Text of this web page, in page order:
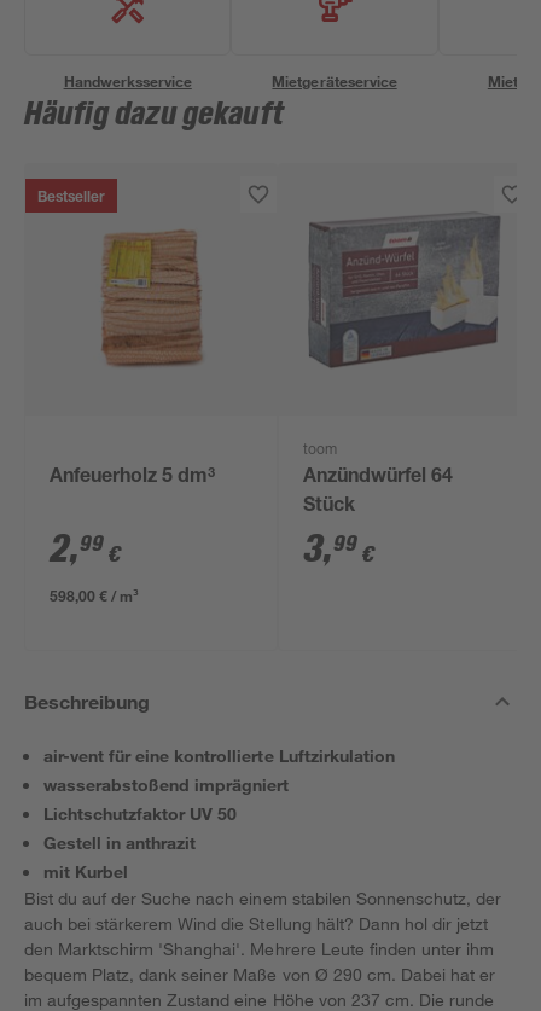
Handwerksservice Mietgeräteservice
Häufig dazu gekauft
Bestseller
Anfeuerholz 5 dm³
2,99 €
598,00 € / m³
toom
Anzündwürfel 64
Stück
3,99 €
Beschreibung
air-vent für eine kontrollierte Luftzirkulation
wasserabstoßend imprägniert
Lichtschutzfaktor UV 50
Gestell in anthrazit
mit Kurbel
Bist du auf der Suche nach einem stabilen Sonnenschutz, der
auch bei stärkerem Wind die Stellung hält? Dann hol dir jetzt
den Marktschirm 'Shanghai'. Mehrere Leute finden unter ihm
bequem Platz, dank seiner Maße von Ø 290 cm. Dabei hat er
im aufgespannten Zustand eine Höhe von 237 cm. Die runde